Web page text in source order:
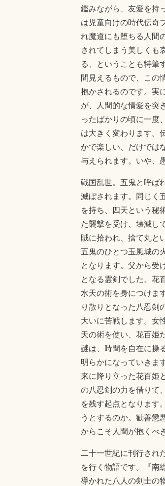
鑑みながら、友愛を持
は児童向けの時代伝奇
れ魔道にも堕ちる人間
されてしまう美しくも
る、ということも特筆
間見えるもので、この
抱かされるのです。実
が、人間的な情愛を突
ったばかりの頃に一度
は大きく変わります。
かで楽しい、だけでは
与えられます。いや、
戦国乱世。五鬼と呼ば
滅ぼされます。同じく
を持ち、四天という秘
た襲撃を受け、壊滅し
賊に拾われ、捨て丸と
五鬼のひとつ玉風城の
となります。父から受
となる霊剣でした。花
水天の術を身につけま
り散りとなった八忍剣
大いに苦戦します。女
天の術を使い、花百姫
謎は、時間を自在に操
明らかになっていきま
来に降り立った花百姫
の八忍剣の力を借りて
を残す起点となります
うとするのか。勧善懲
からこそ人間が抱くべ
二十一世紀に刊行され
を行く物語です。『南
導かれた八人の剣士の